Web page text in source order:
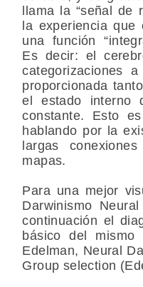
llama la “señal de
la experiencia que
una función
Es decir: el
categorizaciones
proporcionada
el estado interno
constante. Esto
hablando por la
largas
mapas.
Para una mejor
Darwinismo
continuación el
básico del
Edelman, Neural
Group selection